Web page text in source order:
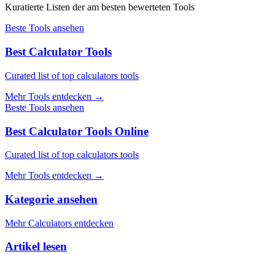
Kuratierte Listen der am besten bewerteten Tools
Beste Tools ansehen
Best Calculator Tools
Curated list of top calculators tools
Mehr Tools entdecken →
Beste Tools ansehen
Best Calculator Tools Online
Curated list of top calculators tools
Mehr Tools entdecken →
Kategorie ansehen
Mehr Calculators entdecken
Artikel lesen